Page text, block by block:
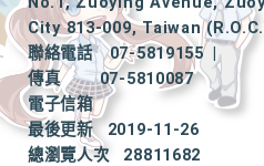
City 813-009, Taiwan
聯絡電話
07-5819155
|
傳真
07-5810087
電子信箱
最後更新
2019-11-26
總瀏覽人次
28811682